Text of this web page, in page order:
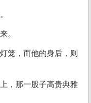
。
笼，而他的身后，则
，那一股子高贵典雅